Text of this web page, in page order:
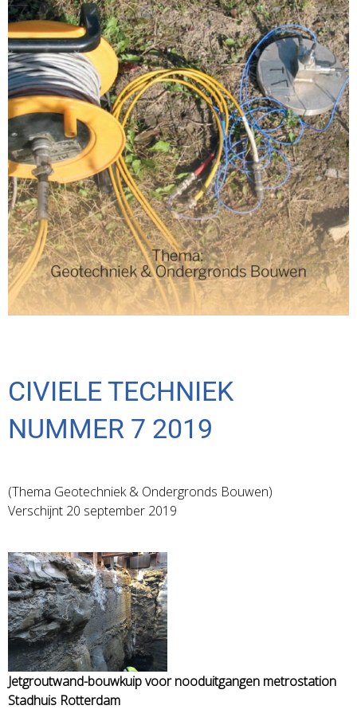
CIVIELE TECHNIEK
NUMMER 7 2019
(Thema Geotechniek & Ondergronds Bouwen)
Verschijnt 20 september 2019
Jetgroutwand-bouwkuip voor nooduitgangen metrostation
Stadhuis Rotterdam